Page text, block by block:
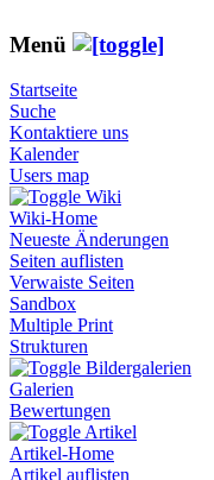
Menü
Startseite
Suche
Kontaktiere uns
Kalender
Users map
Wiki
Wiki-Home
Neueste Änderungen
Seiten auflisten
Verwaiste Seiten
Sandbox
Multiple Print
Strukturen
Bildergalerien
Galerien
Bewertungen
Artikel
Artikel-Home
Artikel auflisten